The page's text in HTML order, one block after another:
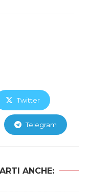
Twitter
Telegram
ANCHE: